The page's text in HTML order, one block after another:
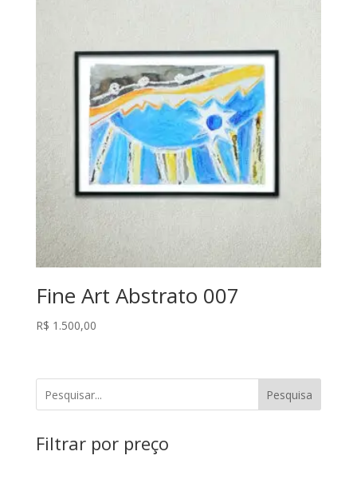
Fine Art Abstrato 007
R$ 1.500,00
Pesquisa
Filtrar por preço